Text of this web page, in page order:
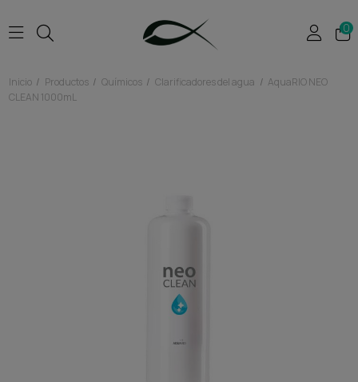
0
Inicio Productos Químicos Clarificadores del agua
AquaRIO NEO
CLEAN 1000mL